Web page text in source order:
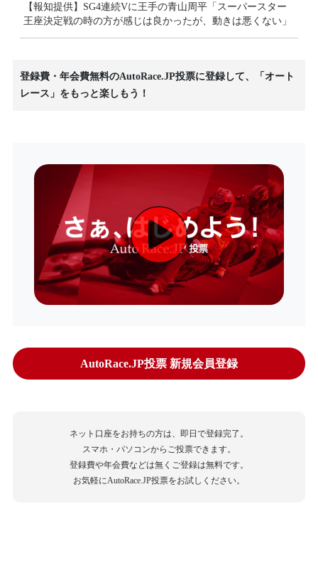
【報知提供】SG4連続Vに王手の青山周平「スーパースター
王座決定戦の時の方が感じは良かったが、動きは悪くない」
登録費・年会費無料のAutoRace.JP投票に登録して、「オート
レース」をもっと楽しもう！
AutoRace.JP投票 新規会員登録
ネット口座をお持ちの方は、即日で登録完了。
スマホ・パソコンからご投票できます。
登録費や年会費などは無くご登録は無料です。
お気軽にAutoRace.JP投票をお試しください。